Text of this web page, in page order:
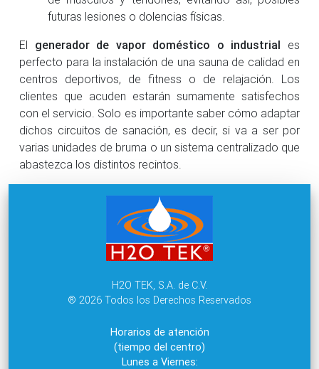
futuras lesiones o dolencias físicas.
El generador de vapor doméstico o industrial es
perfecto para la instalación de una sauna de calidad en
centros deportivos, de fitness o de relajación. Los
clientes que acuden estarán sumamente satisfechos
con el servicio. Solo es importante saber cómo adaptar
dichos circuitos de sanación, es decir, si va a ser por
varias unidades de bruma o un sistema centralizado que
abastezca los distintos recintos.
H2O TEK, S.A. de C.V.
® 2026 Todos los Derechos Reservados
Horarios de atención
(tiempo del centro)
Lunes a Viernes: